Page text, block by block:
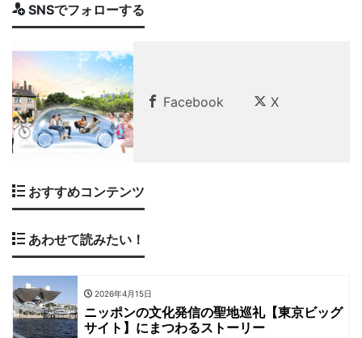
SNSでフォローする
Facebook X
おすすめコンテンツ
あわせて読みたい！
2026年4月15日
ニッポンの文化発信の聖地巡礼【東京ビッグ
サイト】にまつわるストーリー